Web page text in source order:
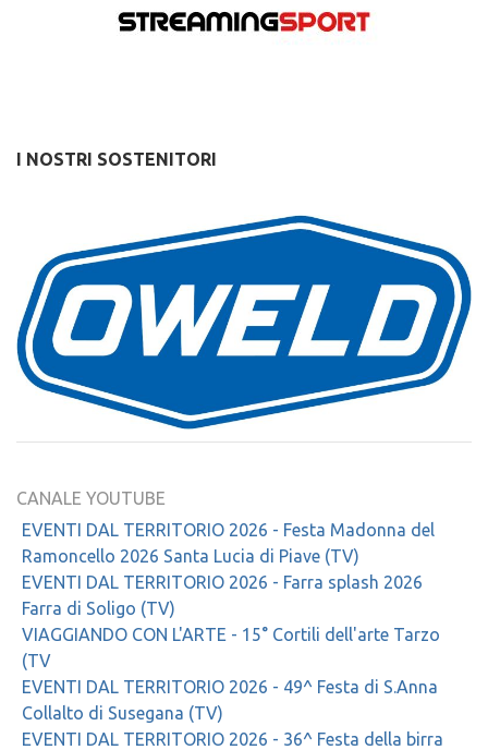
I NOSTRI SOSTENITORI
CANALE YOUTUBE
EVENTI DAL TERRITORIO 2026 - Festa Madonna del
Ramoncello 2026 Santa Lucia di Piave (TV)
EVENTI DAL TERRITORIO 2026 - Farra splash 2026
Farra di Soligo (TV)
VIAGGIANDO CON L'ARTE - 15° Cortili dell'arte Tarzo
(TV
EVENTI DAL TERRITORIO 2026 - 49^ Festa di S.Anna
Collalto di Susegana (TV)
EVENTI DAL TERRITORIO 2026 - 36^ Festa della birra